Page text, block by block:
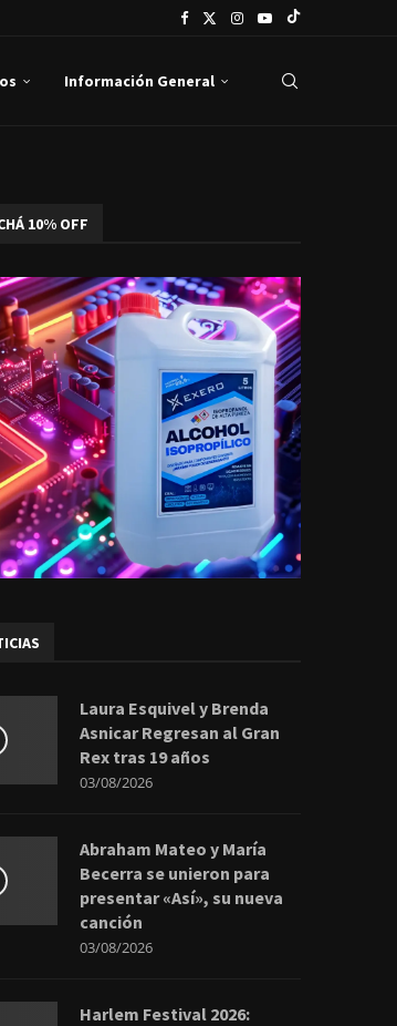
Información General
10% OFF
Laura Esquivel y Brenda
Asnicar Regresan al Gran
Rex tras 19 años
03/08/2026
Abraham Mateo y María
Becerra se unieron para
presentar «Así», su nueva
canción
03/08/2026
Harlem Festival 2026: